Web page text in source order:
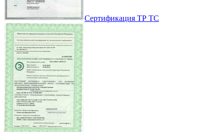
Сертификация ТР ТС